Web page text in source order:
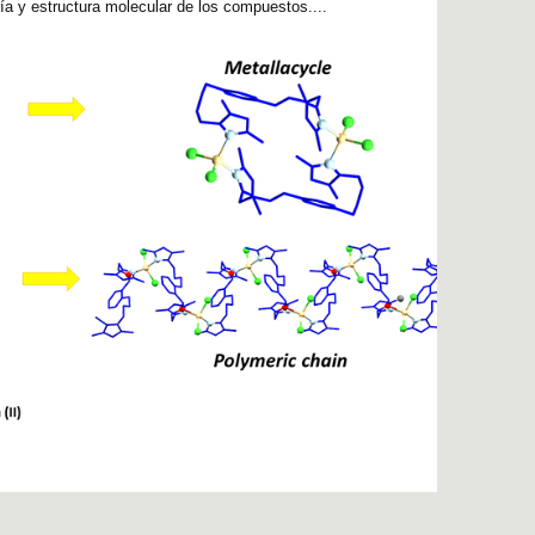
y estructura molecular de los compuestos....